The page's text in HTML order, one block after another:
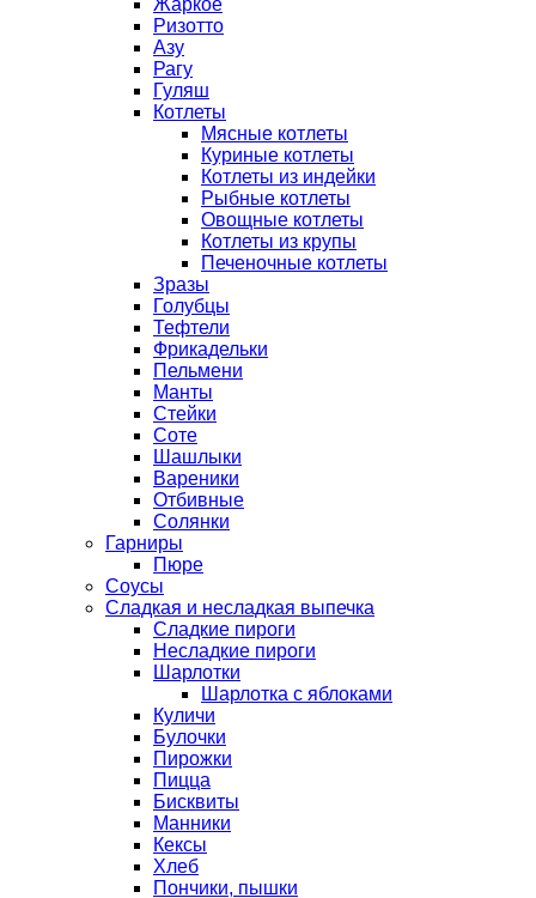
Ризотто
Азу
Рагу
Гуляш
Котлеты
Мясные котлеты
Куриные котлеты
Котлеты из индейки
Рыбные котлеты
Овощные котлеты
Котлеты из крупы
Печеночные котлеты
Зразы
Голубцы
Тефтели
Фрикадельки
Пельмени
Манты
Стейки
Соте
Шашлыки
Вареники
Отбивные
Солянки
Гарниры
Пюре
Соусы
Сладкая и несладкая выпечка
Сладкие пироги
Несладкие пироги
Шарлотки
Шарлотка с яблоками
Куличи
Булочки
Пирожки
Пицца
Бисквиты
Манники
Кексы
Хлеб
Пончики, пышки